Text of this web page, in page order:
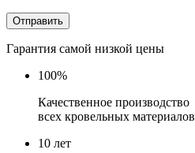
Отправить
Гарантия самой низкой цены
100%
Качественное производство
всех кровельных материалов
10 лет